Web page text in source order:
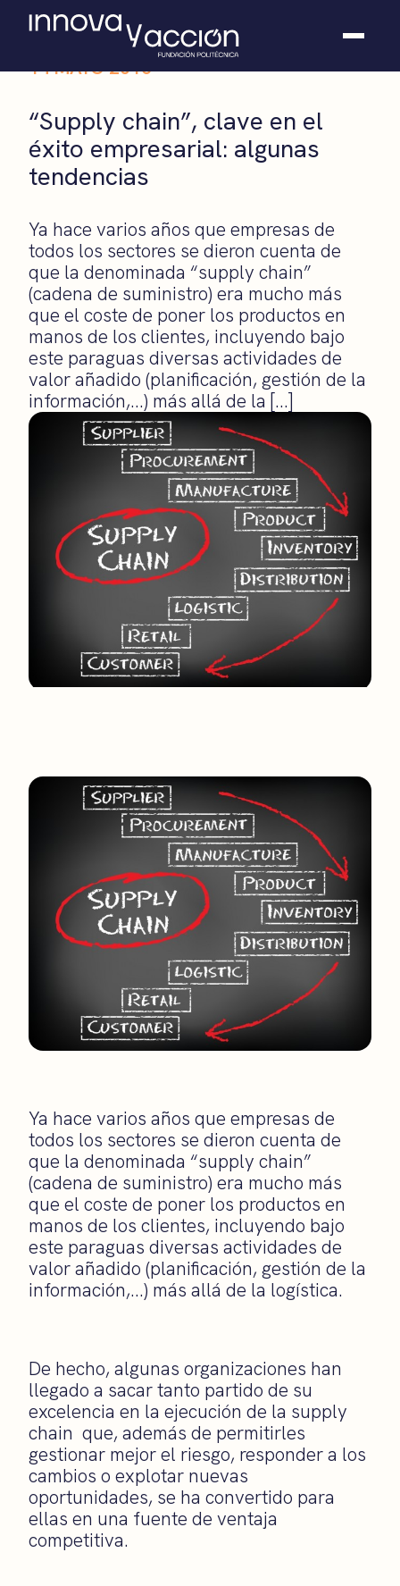
Somos fundación
Casos de éxito
Hackathones
Contacto
14 MAYO 2015
“Supply chain”, clave en el
éxito empresarial: algunas
tendencias
Ya hace varios años que empresas de
todos los sectores se dieron cuenta de
que la denominada “supply chain”
(cadena de suministro) era mucho más
que el coste de poner los productos en
manos de los clientes, incluyendo bajo
este paraguas diversas actividades de
valor añadido (planificación, gestión de la
información,…) más allá de la […]
Ya hace varios años que empresas de
todos los sectores se dieron cuenta de
que la denominada “supply chain”
(cadena de suministro) era mucho más
que el coste de poner los productos en
manos de los clientes, incluyendo bajo
este paraguas diversas actividades de
valor añadido (planificación, gestión de la
información,…) más allá de la logística.
De hecho, algunas organizaciones han
llegado a sacar tanto partido de su
excelencia en la ejecución de la supply
chain que, además de permitirles
gestionar mejor el riesgo, responder a los
cambios o explotar nuevas
oportunidades, se ha convertido para
ellas en una fuente de ventaja
competitiva.